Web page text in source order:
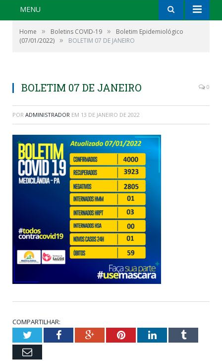
MENU
Home » Boletins COVID-19 »
Boletim Epidemiológico
(07/01/2022) » BOLETIM 07 DE JANEIRO
BOLETIM 07 DE JANEIRO 0
POR ADMINISTRADOR EM 13 DE JANEIRO DE 2022
COMPARTILHAR:
TwitterFacebookGoogle+PinterestLinkedInTumblr
Email